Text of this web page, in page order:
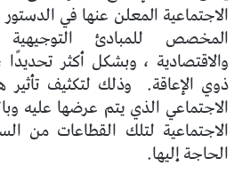
الاجتماعية المعلن عنها في
المخصص للمبادئ التوجيهية
والاقتصادية ، وبشكل أكثر
ذوي الإعاقة. وذلك لتكثيف تأثير
الاجتماعي الذي يتم عرضها عليه
الاجتماعية لتلك القطاعات من
الحاجة إليها.